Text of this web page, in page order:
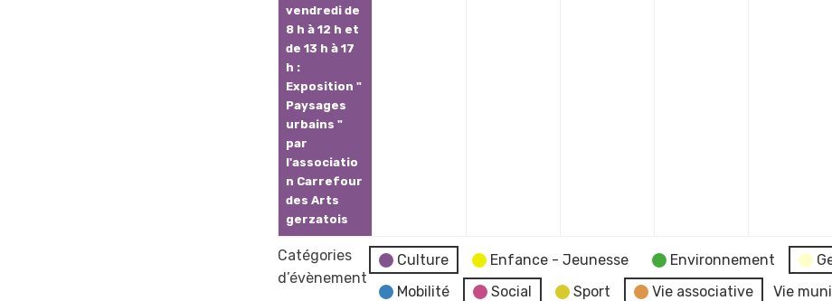
vendredi de
8 h à 12 h et
de 13 h à 17
h :
Exposition "
Paysages
urbains "
par
l'associatio
n Carrefour
des Arts
gerzatois
Catégories
d’évènement
Culture Enfance - Jeunesse Environnement
Mobilité
Social Sport Vie associative
Vie